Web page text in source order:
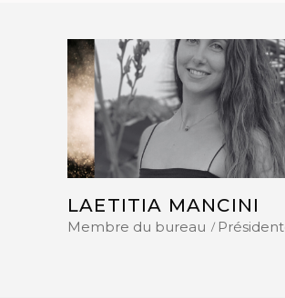
LAETITIA MANCINI
Membre du bureau